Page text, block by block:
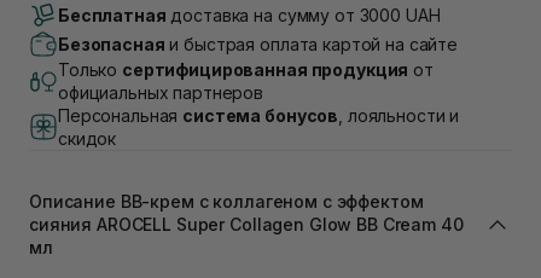
В наличии
Самовывоз г. Луцк, Винниченка 4
Нет в наличии!
Самовывоз г. Львов, ул. Академика Подстригача,
1В (Duck's Lake)
Нет в наличии!
Самовывоз Львов (Ивана Франко 36)
Самовывоз г. Львов ул. Степана Бандеры 43
Нет в наличии!
Бесплатная доставка на сумму от 3000 UAH
Безопасная и быстрая оплата картой на сайте
Только сертифицированная продукция от
официальных партнеров
Персональная система бонусов , лояльности и
скидок
Описание ВВ-крем с коллагеном с эффектом
сияния AROCELL Super Collagen Glow BB Cream 40
мл